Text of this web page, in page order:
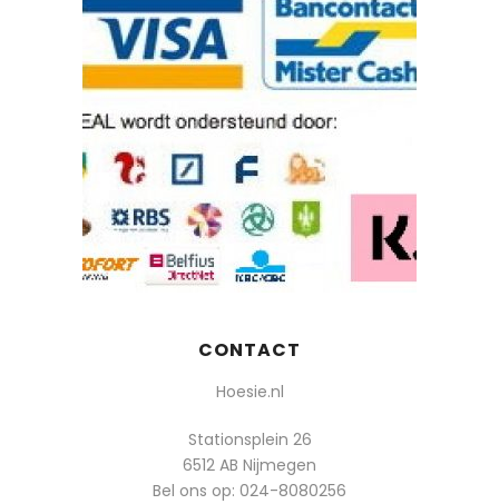
CONTACT
Hoesie.nl
Stationsplein 26
6512 AB Nijmegen
Bel ons op: 024-8080256